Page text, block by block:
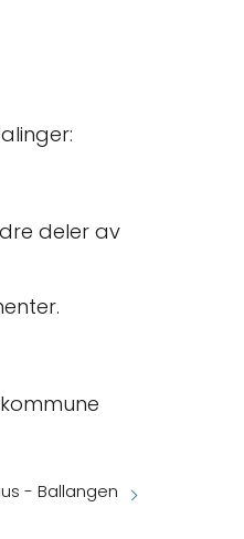
deler av
- Ballangen